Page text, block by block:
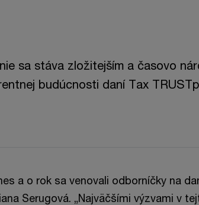
sa stáva zložitejším a časovo
budúcnosti daní Tax
a o rok sa venovali odborníčky na
Serugová. „Najväčšími výzvami v